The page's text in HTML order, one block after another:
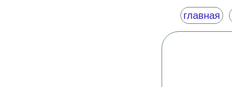
главная